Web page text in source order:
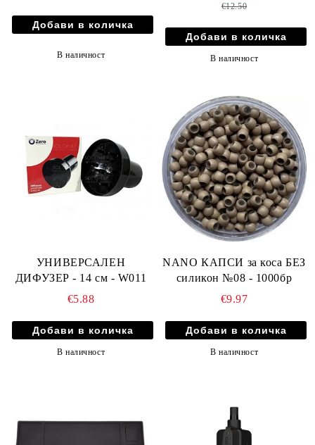
В наличност
€12.50
В наличност
УНИВЕРСАЛЕН
ДИФУЗЕР - 14 см - W011
€5.88
В наличност
NANO КАПСИ за коса БЕЗ
силикон №08 - 1000бр
€9.97
В наличност